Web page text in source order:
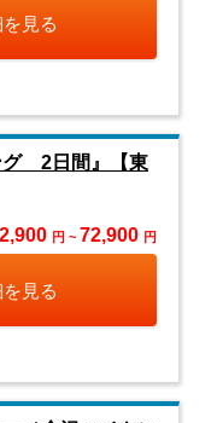
見る
グ 2日間』【東
円 ~ 72,900 円
見る